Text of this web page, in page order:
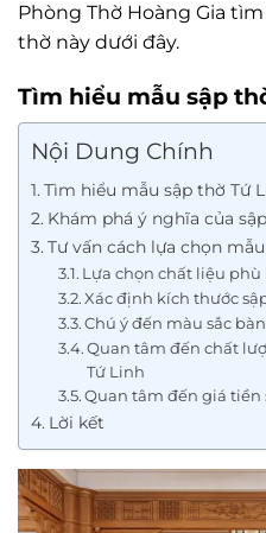
Phòng Thờ Hoàng Gia
thờ này dưới đây.
Tìm hiểu mẫu sập
Nội Dung Chính
Tìm hiểu mẫu sập thờ Tứ
Khám phá ý nghĩa của
Tư vấn cách lựa chọn
Lựa chọn chất liệu phù
Xác định kích thước
Chú ý đến màu sắc
Quan tâm đến chất
Tứ Linh
Quan tâm đến giá tiền
Lời kết